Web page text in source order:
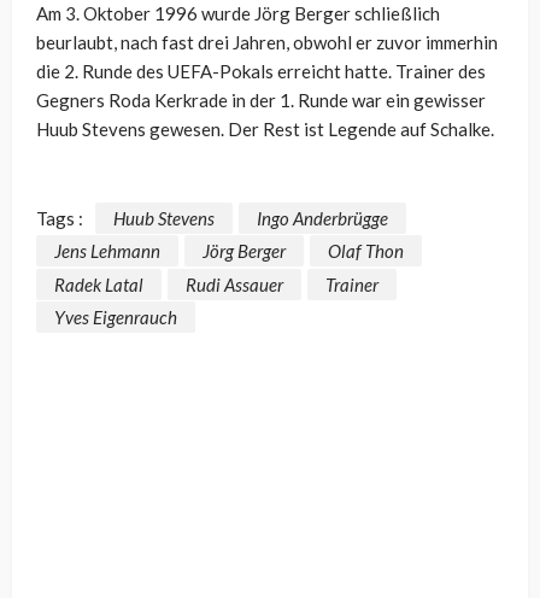
Am 3. Oktober 1996 wurde Jörg Berger schließlich
beurlaubt, nach fast drei Jahren, obwohl er zuvor immerhin
die 2. Runde des UEFA-Pokals erreicht hatte. Trainer des
Gegners Roda Kerkrade in der 1. Runde war ein gewisser
Huub Stevens gewesen. Der Rest ist Legende auf Schalke.
Tags : Huub Stevens
Ingo Anderbrügge
Jens Lehmann
Jörg Berger
Olaf Thon
Radek Latal
Rudi Assauer
Trainer
Yves Eigenrauch